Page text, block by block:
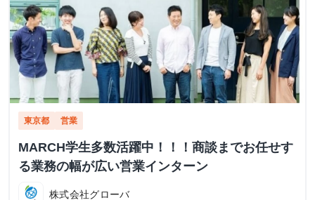
東京都 営業
MARCH学生多数活躍中！！！商談までお任せす
る業務の幅が広い営業インターン
株式会社グローバ